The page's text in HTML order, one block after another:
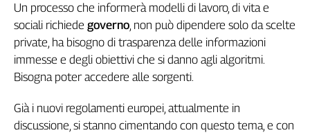
Basilicata
Calabria
Campania
Emilia-
Romagna
Friuli
Venezia
Un processo che informerà modelli di lavoro, di vita e
sociali richiede governo, non può dipendere solo da scelte
private, ha bisogno di trasparenza delle informazioni
immesse e degli obiettivi che si danno agli algoritmi.
Bisogna poter accedere alle sorgenti.
Già i nuovi regolamenti europei, attualmente in
discussione, si stanno cimentando con questo tema, e con